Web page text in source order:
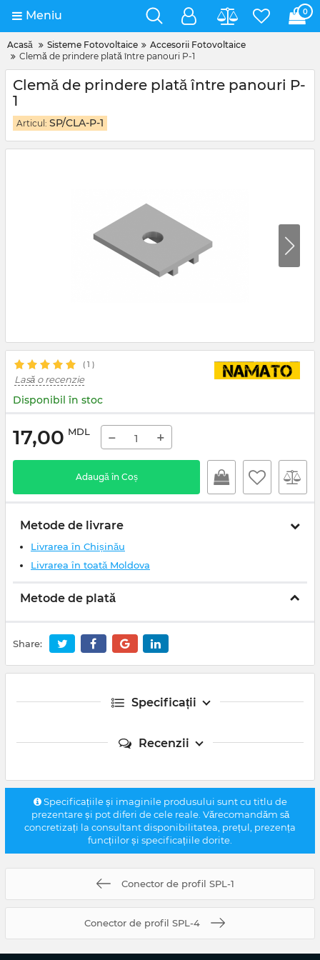
Meniu 0
Acasă Sisteme Fotovoltaice
Accesorii Fotovoltaice
Clemă de prindere plată între panouri P-1
Clemă de prindere plată între panouri P-
1
Articul: SP/CLA-P-1
( 1 )
Lasă o recenzie
Disponibil în stoc
17,00 MDL − +
Adaugă în Coș
Metode de livrare
Livrarea în Chișinău
Livrarea în toată Moldova
Metode de plată
Share:
Specificații
Recenzii
Specificațiile și imaginile produsului sunt cu titlu de
prezentare și pot diferi de cele reale. Vărecomandăm să
concretizați la consultant disponibilitatea, prețul, prezența
funcțiilor și specificațiile dorite.
Conector de profil SPL-1
Conector de profil SPL-4